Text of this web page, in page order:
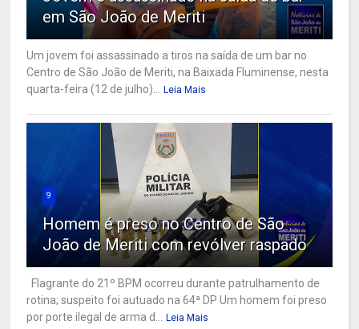
em São João de Meriti
Um jovem foi assassinado a tiros na saída de um bar no
Centro de São João de Meriti, na Baixada Fluminense, nesta
quarta-feira (12 de julho)... Leia Mais
9
Homem é preso no Centro de São
João de Meriti com revólver raspado
Flagrante do 21º BPM ocorreu durante patrulhamento de
rotina; suspeito foi autuado na 64ª DP Um homem foi preso
por porte ilegal de arma d... Leia Mais